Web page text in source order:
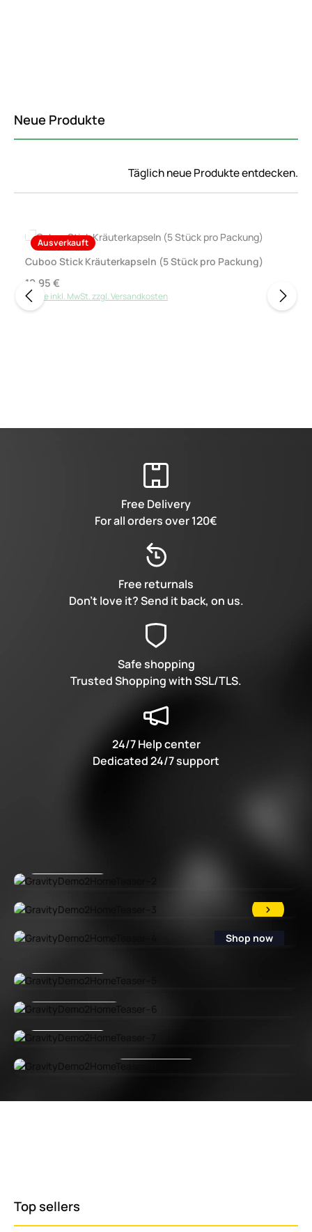
Neue Produkte
Täglich neue Produkte entdecken.
Ausverkauft
Cuboo Stick Kräuterkapseln (5 Stück pro Packung)
Regulärer Preis:
19,95 €
Preise inkl. MwSt. zzgl. Versandkosten
Free Delivery
For all orders over 120€
Free returnals
Don’t love it? Send it back, on us.
Safe shopping
Trusted Shopping with SSL/TLS.
24/7 Help center
Dedicated 24/7 support
Shop now
Shop now Shop now
Shop now
Headphones
Headphones
Shop now
Shop now
Shop now
Top sellers